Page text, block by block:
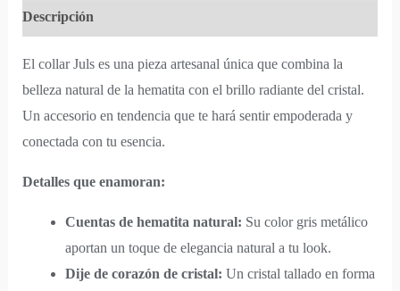
Descripción
El collar Juls es una pieza artesanal única que combina la
belleza natural de la hematita con el brillo radiante del cristal.
Un accesorio en tendencia que te hará sentir empoderada y
conectada con tu esencia.
Detalles que enamoran:
Cuentas de hematita natural: Su color gris metálico
aportan un toque de elegancia natural a tu look.
Dije de corazón de cristal: Un cristal tallado en forma